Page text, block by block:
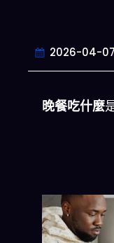
2026-04-07
晚餐吃什麼